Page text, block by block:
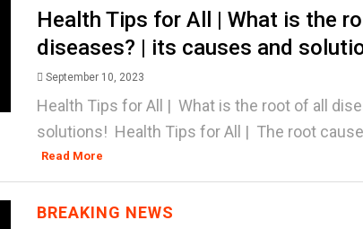
Health Tips for All | What is the
diseases? | its causes and
September 10, 2023
Health Tips for All | What is the root of all
solutions! Health Tips for All | The root
Read More
BREAKING NEWS